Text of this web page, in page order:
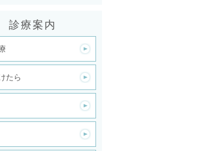
診療案内
たら